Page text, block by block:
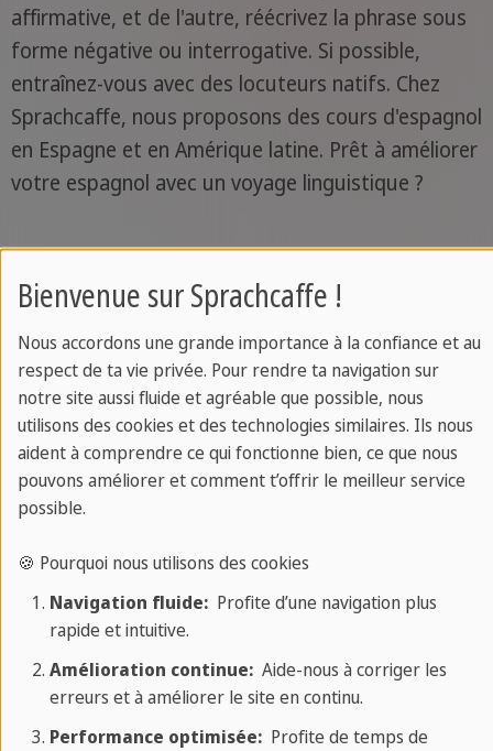
affirmative, et de l'autre, réécrivez la phrase sous
forme négative ou interrogative. Si possible,
entraînez-vous avec des locuteurs natifs. Chez
Sprachcaffe, nous proposons des cours d'espagnol
en Espagne et en Amérique latine. Prêt à améliorer
votre espagnol avec un voyage linguistique ?
Apprenez plus d'espagnol
la voix passive
Apprendre l'espagnol avec Sprachcaffe
Bienvenue sur Sprachcaffe !
Nous accordons une grande importance à la confiance et au
respect de ta vie privée. Pour rendre ta navigation sur
notre site aussi fluide et agréable que possible, nous
utilisons des cookies et des technologies similaires. Ils nous
aident à comprendre ce qui fonctionne bien, ce que nous
pouvons améliorer et comment t’offrir le meilleur service
possible.
🍪 Pourquoi nous utilisons des cookies
Navigation fluide:Profite d’une navigation plus
rapide et intuitive.
Amélioration continue:Aide-nous à corriger les
erreurs et à améliorer le site en continu.
Performance optimisée:Profite de temps de